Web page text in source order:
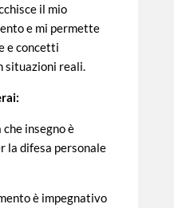
il mio
e mi permette
e concetti
situazioni reali.
insegno è
la difesa personale
è impegnativo